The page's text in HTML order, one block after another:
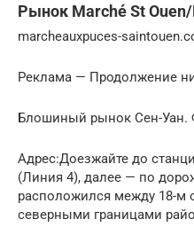
Рынок Marché St
marcheauxpuces-
Реклама — Продолжение
Блошиный рынок Сен-Уан.
Адрес:Доезжайте до
(Линия 4), далее — по
расположился между 18-м
северными границами